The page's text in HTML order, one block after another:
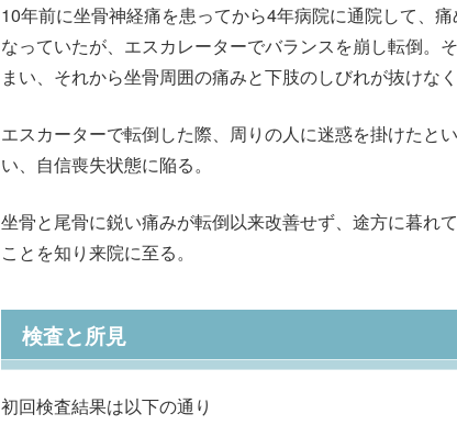
10年前に坐骨神経痛を患ってから4年病院に通院して、
なっていたが、エスカレーターでバランスを崩し転倒。
まい、それから坐骨周囲の痛みと下肢のしびれが抜けなく
エスカーターで転倒した際、周りの人に迷惑を掛けたと
い、自信喪失状態に陥る。
坐骨と尾骨に鋭い痛みが転倒以来改善せず、途方に暮れ
ことを知り来院に至る。
検査と所見
初回検査結果は以下の通り